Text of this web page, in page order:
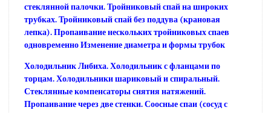
стеклянной палочки. Тройниковый спай на широких
трубках. Тройниковый спай без поддува (крановая
лепка). Пропаивание нескольких тройниковых спаев
одновременно Изменение диаметра и формы трубок
Холодильник Либиха. Холодильник с фланцами по
торцам. Холодильники шариковый и спиральный.
Стеклянные компенсаторы снятия натяжений.
Пропаивание через две стенки. Соосные спаи (сосуд с